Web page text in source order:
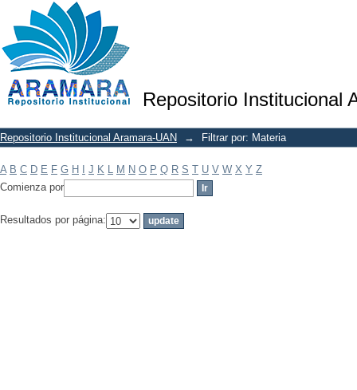
Repositorio Institucional
Filtrar por: Materia
Repositorio Institucional Aramara-UAN → Filtrar por: Materia
A B C D E F G H J K L M N O P Q R S T U V W X Y Z
Comienza por
Resultados por página: